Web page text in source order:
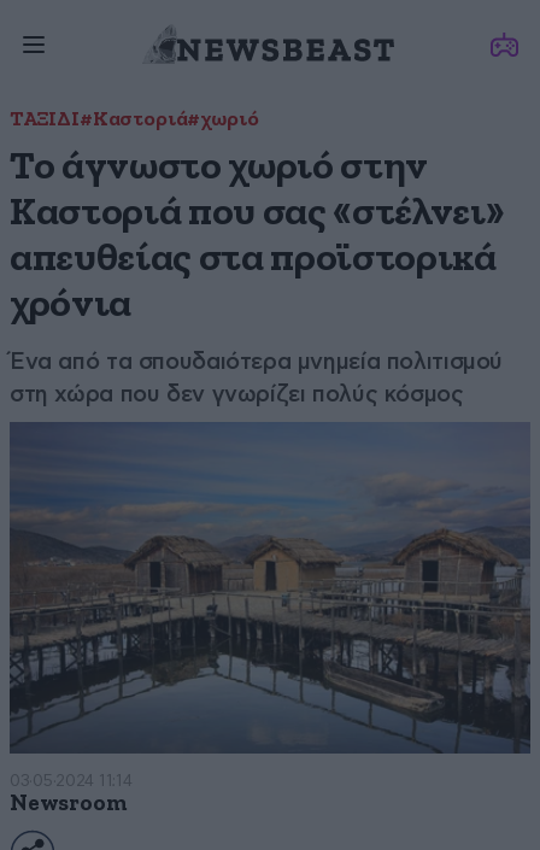
ΤΑΞΙΔΙ#Καστοριά#χωριό
Το άγνωστο χωριό στην
Καστοριά που σας «στέλνει»
απευθείας στα προϊστορικά
χρόνια
Ένα από τα σπουδαιότερα μνημεία πολιτισμού
στη χώρα που δεν γνωρίζει πολύς κόσμος
03·05·2024 11:14
Newsroom